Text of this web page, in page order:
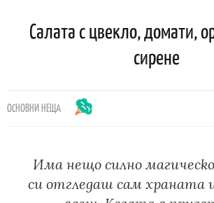
Салата с цвекло, домати,
сирене
ОСНОВНИ НЕЩА
Има нещо силно
си отгледаш сам храната